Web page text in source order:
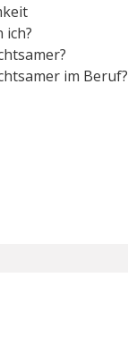
ich?
im Beruf?